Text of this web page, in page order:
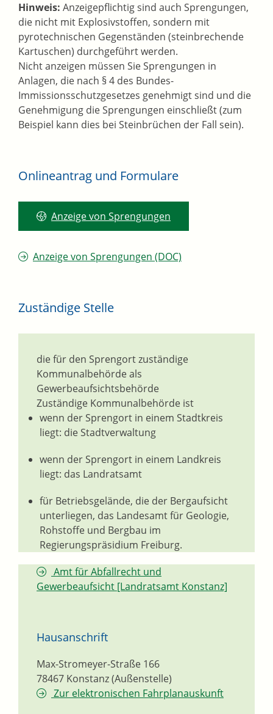
Hinweis: Anzeigepflichtig sind auch Sprengungen,
die nicht mit Explosivstoffen, sondern mit
pyrotechnischen Gegenständen (steinbrechende
Kartuschen) durchgeführt werden.
Nicht anzeigen müssen Sie Sprengungen in
Anlagen, die nach § 4 des Bundes-
Immissionsschutzgesetzes genehmigt sind und die
Genehmigung die Sprengungen einschließt (zum
Beispiel kann dies bei Steinbrüchen der Fall sein).
Onlineantrag und Formulare
Anzeige von Sprengungen
Anzeige von Sprengungen (DOC)
Zuständige Stelle
die für den Sprengort zuständige
Kommunalbehörde als
Gewerbeaufsichtsbehörde
Zuständige Kommunalbehörde ist
wenn der Sprengort in einem Stadtkreis
liegt: die Stadtverwaltung
wenn der Sprengort in einem Landkreis
liegt: das Landratsamt
für Betriebsgelände, die der Bergaufsicht
unterliegen, das Landesamt für Geologie,
Rohstoffe und Bergbau im
Regierungspräsidium Freiburg.
Amt für Abfallrecht und
Gewerbeaufsicht [Landratsamt Konstanz]
Hausanschrift
Max-Stromeyer-Straße 166
78467 Konstanz (Außenstelle)
Zur elektronischen Fahrplanauskunft